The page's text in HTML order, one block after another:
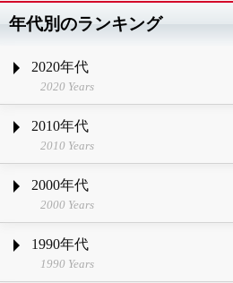
年代別のランキング
2020年代
2020 Years
2010年代
2010 Years
2000年代
2000 Years
1990年代
1990 Years